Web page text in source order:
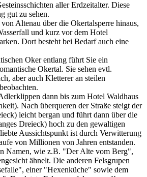
aller Erdzeitalter. Diese
gut zu sehen.
Altenau über die Okertalsperre hinaus,
und kurz vor dem Hotel
Dort besteht bei Bedarf auch eine
Oker entlang führt Sie ein
Okertal. Sie sehen evtl.
aber auch Kletterer an steilen
dann bis zum Hotel Waldhaus
Nach überqueren der Straße steigt der
leicht bergan und führt dann über die
Dreieck) hoch zu den gewaltigen
Aussichtspunkt ist durch Verwitterung
von Millionen von Jahren entstanden.
Namen, wie z.B. "Der Alte vom Berg",
ähnelt. Die anderen Felsgrupen
einer "Hexenküche" sowie dem